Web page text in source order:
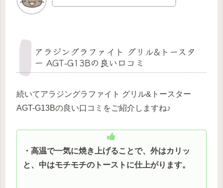
アラジングラファイト グリル&トースタ
ー AGT-G13Bの良い口コミ
続いてアラジングラファイト グリル&トースター
AGT-G13Bの良い口コミをご紹介しますね♪
・高温で一気に焼き上げることで、外はカリッ
と、中はモチモチのトーストに仕上がります。